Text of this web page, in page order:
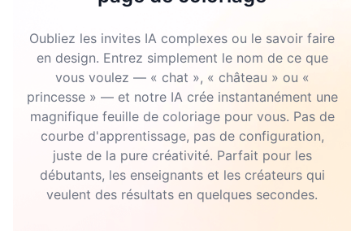
Oubliez les invites IA complexes ou le savoir faire
en design. Entrez simplement le nom de ce que
vous voulez — « chat », « château » ou «
princesse » — et notre IA crée instantanément une
magnifique feuille de coloriage pour vous. Pas de
courbe d'apprentissage, pas de configuration,
juste de la pure créativité. Parfait pour les
débutants, les enseignants et les créateurs qui
veulent des résultats en quelques secondes.